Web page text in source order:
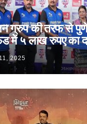
ग्रुप की तरफ से
में ५ लाख रुपए का
2025